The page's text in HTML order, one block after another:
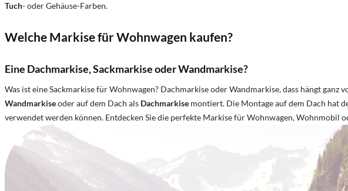
Tuch- oder Gehäuse-Farben.
Welche Markise für Wohnwagen kaufen?
Eine Dachmarkise, Sackmarkise oder Wandmarkise?
Was ist eine Sackmarkise für Wohnwagen? Dachmarkise oder Wandmarkise, dass hängt
Wandmarkiseoder auf dem Dach als Dachmarkise montiert. Die Montage auf dem Dach hat
verwendet werden können. Entdecken Sie die perfekte Markise für Wohnwagen, Wohnmobil